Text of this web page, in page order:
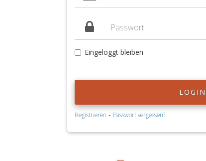
Eingeloggt bleiben
LOGIN
Registrieren - Passwort vergessen?